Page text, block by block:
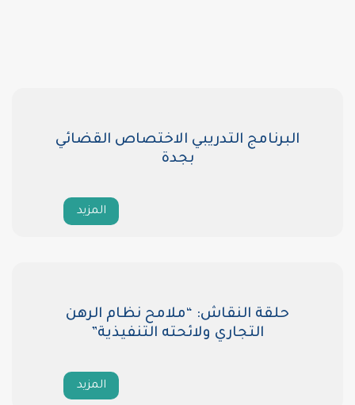
البرنامج التدريبي الاختصاص القضائي
بجدة
المزيد
حلقة النقاش: “ملامح نظام الرهن
التجاري ولائحته التنفيذية”
المزيد